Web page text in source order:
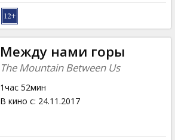
Между нами горы
The Mountain Between Us
1час 52мин
В кино с: 24.11.2017